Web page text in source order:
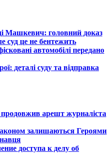
Машкевич: головний доказ
суд це не бентежить
автомобілі передано
деталі суду та відправка
арешт журналіста
залишаються Героями
доступа к делу об